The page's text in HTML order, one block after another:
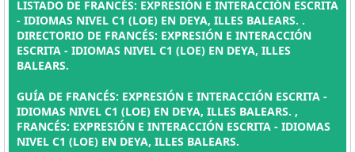
LISTADO DE FRANCÉS: EXPRESIÓN E INTERACCIÓN ESCRITA
- IDIOMAS NIVEL C1 (LOE) EN DEYA, ILLES BALEARS. .
DIRECTORIO DE FRANCÉS: EXPRESIÓN E INTERACCIÓN
ESCRITA - IDIOMAS NIVEL C1 (LOE) EN DEYA, ILLES
BALEARS.
GUÍA DE FRANCÉS: EXPRESIÓN E INTERACCIÓN ESCRITA -
IDIOMAS NIVEL C1 (LOE) EN DEYA, ILLES BALEARS. ,
FRANCÉS: EXPRESIÓN E INTERACCIÓN ESCRITA - IDIOMAS
NIVEL C1 (LOE) EN DEYA, ILLES BALEARS.